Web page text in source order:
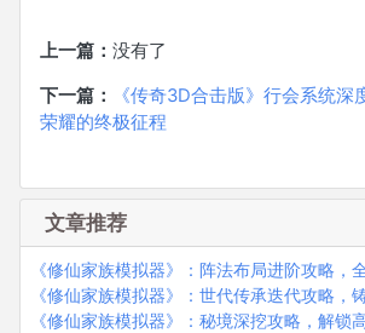
上一篇： 没有了
下一篇：
《传奇3D合击版》行会系统深
荣耀的终极征程
文章推荐
《修仙家族模拟器》：阵法布局进阶攻略，
《修仙家族模拟器》：世代传承迭代攻略，
《修仙家族模拟器》：秘境深挖攻略，解锁